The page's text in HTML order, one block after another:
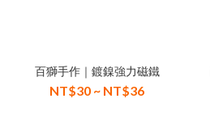
百獅手作｜鍍鎳強力磁鐵
NT$30 ~ NT$36